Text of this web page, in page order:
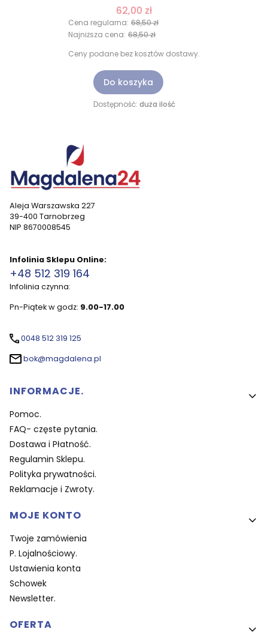
62,00 zł
Cena regularna: 68,50 zł
Najniższa cena: 68,50 zł
Ceny podane bez kosztów dostawy.
Do koszyka
Dostępność: duża ilość
Aleja Warszawska 227
39-400 Tarnobrzeg
NIP 8670008545
Infolinia Sklepu Online:
+48 512 319 164
Infolinia czynna:
Pn-Piątek w godz: 9.00-17.00
0048 512 319 125
bok@magdalena.pl
Linki w stopce
INFORMACJE.
Pomoc.
FAQ- częste pytania.
Dostawa i Płatność.
Regulamin Sklepu.
Polityka prywatności.
Reklamacje i Zwroty.
MOJE KONTO
Twoje zamówienia
P. Lojalnościowy.
Ustawienia konta
Schowek
Newsletter.
OFERTA